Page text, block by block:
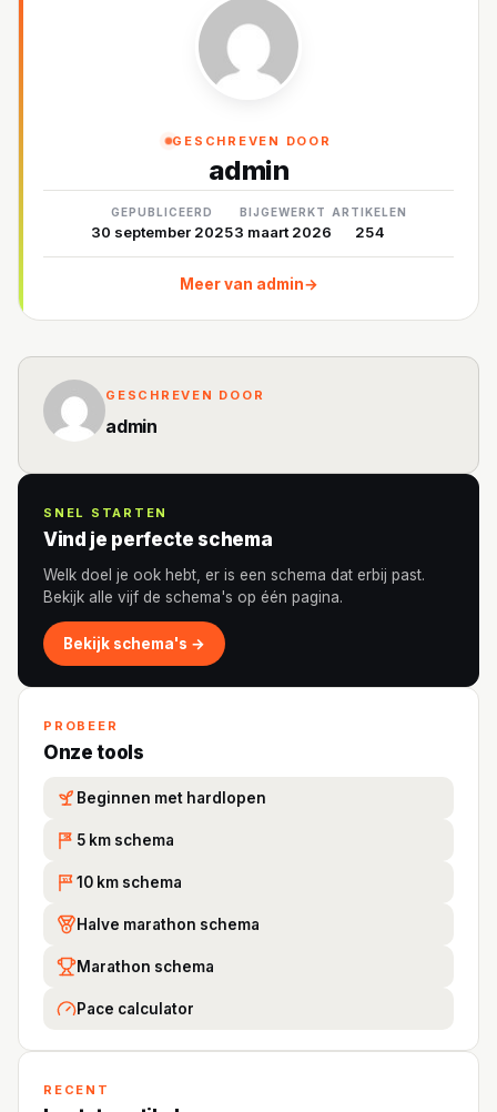
GESCHREVEN DOOR
admin
GEPUBLICEERD
30 september 2025
BIJGEWERKT
3 maart 2026
ARTIKELEN
254
Meer van admin→
GESCHREVEN DOOR
admin
SNEL STARTEN
Vind je perfecte schema
Welk doel je ook hebt, er is een schema dat erbij past.
Bekijk alle vijf de schema's op één pagina.
Bekijk schema's →
PROBEER
Onze tools
Beginnen met hardlopen
5K 5 km schema
10 10 km schema
Halve marathon schema
Marathon schema
Pace calculator
RECENT